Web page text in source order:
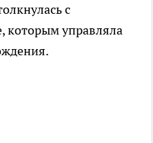
с
которым управляла